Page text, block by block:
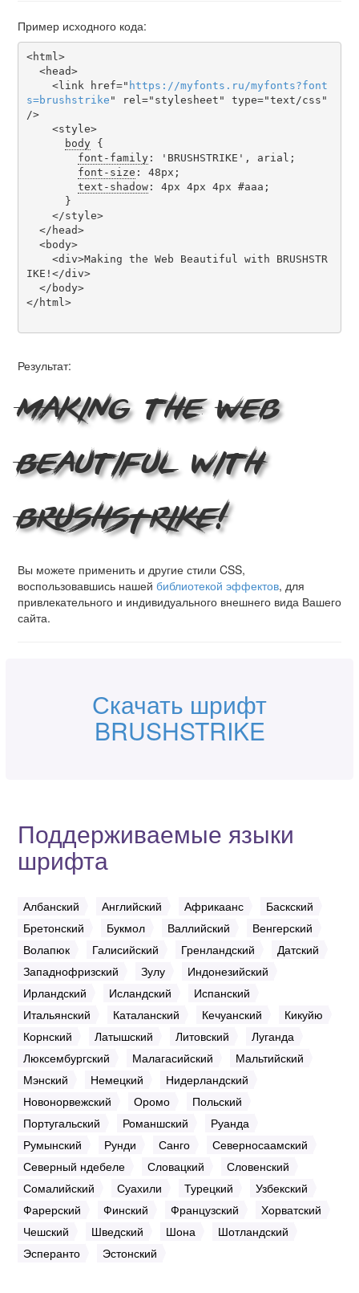
Пример исходного кода:
<html>
    <link href="
https ://myfonts . ru/myfonts?font
s=brushstrike " rel="stylesheet" type="text/css"
/>
body {
font-family: 'BRUSHSTRIKE', arial;
font-size : 48px;
text-shadow: 4px 4px 4px #aaa;
IKE!</div>
</html>
Результат:
Making the Web
Beautiful with
BRUSHSTRIKE!
Вы можете применить и другие стили CSS,
воспользовавшись нашей библиотекой эффектов, для
привлекательного и индивидуального внешнего вида Вашего
сайта.
Скачать шрифт
BRUSHSTRIKE
Поддерживаемые языки
шрифта
Албанский Английский Африкаанс
Баскский
Бретонский
Букмол Валлийский
Венгерский
Волапюк
Галисийский Гренландский
Датский
Западнофризский
Зулу
Индонезийский
Ирландский
Исландский
Испанский
Итальянский
Каталанский Кечуанский
Кикуйю
Корнский
Латышский Литовский
Луганда
Люксембургский
Малагасийский
Мальтийский
Мэнский
Немецкий
Нидерландский
Новонорвежский
Оромо
Польский
Португальский
Романшский
Руанда
Румынский
Рунди Санго
Северносаамский
Северный ндебеле
Словацкий
Словенский
Сомалийский
Суахили Турецкий
Узбекский
Фарерский
Финский Французский
Хорватский
Чешский
Шведский Шона
Шотландский
Эсперанто
Эстонский